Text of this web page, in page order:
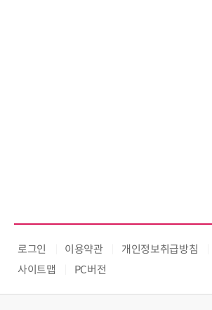
로그인 이용약관 개인정보취급방침
사이트맵
PC버전